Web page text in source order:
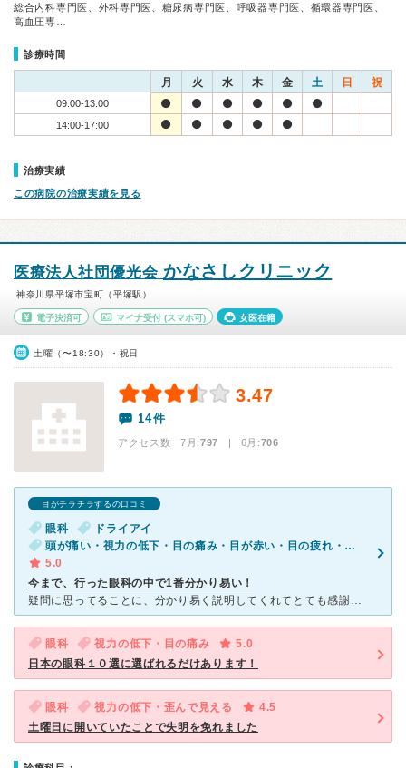
総合内科専門医、外科専門医、糖尿病専門医、呼吸器専門医、循環器専門医、
高血圧専…
診療時間
月 火 水 木 金 土 日 祝
09:00-13:00
14:00-17:00
治療実績
この病院の治療実績を見る
医療法人社団優光会 かなさしクリニック
神奈川県平塚市宝町（平塚駅）
電子決済可 マイナ受付(スマホ可) 女医在籍
土曜（〜18:30）・祝日
3.47
14件
アクセス数 7月:797 | 6月:706
目がチラチラするの口コミ
眼科
ドライアイ
頭が痛い・視力の低下・目の痛み・目が赤い・目の疲れ・涙が出る・二重に見える・かすむ・目がチラチラする
5.0
今まで、行った眼科の中で1番分かり易い！
疑問に思ってることに、分かり易く説明してくれてとても感謝しております。 これからも通院していくので宜しくお願いいたします。 口コミが多い理由が、わかりました。 今まで疑問に、思ってることでも、○
眼科 視力の低下・目の痛み
5.0
日本の眼科１０選に選ばれるだけあります！
眼科 視力の低下・歪んで見える
4.5
土曜日に開いていたことで失明を免れました